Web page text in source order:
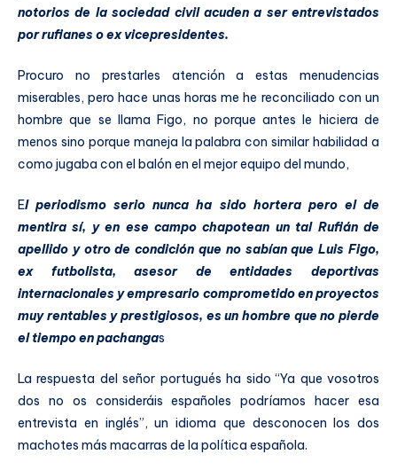
notorios de la sociedad civil acuden a ser entrevistados
por rufianes o ex vicepresidentes.
Procuro no prestarles atención a estas menudencias
miserables, pero hace unas horas me he reconciliado con un
hombre que se llama Figo, no porque antes le hiciera de
menos sino porque maneja la palabra con similar habilidad a
como jugaba con el balón en el mejor equipo del mundo,
El periodismo serio nunca ha sido hortera pero el de
mentira sí, y en ese campo chapotean un tal Rufián de
apellido y otro de condición que no sabían que Luis Figo,
ex futbolista, asesor de entidades deportivas
internacionales y empresario comprometido en proyectos
muy rentables y prestigiosos, es un hombre que no pierde
el tiempo en pachangas
La respuesta del señor portugués ha sido “Ya que vosotros
dos no os consideráis españoles podríamos hacer esa
entrevista en inglés”, un idioma que desconocen los dos
machotes más macarras de la política española.